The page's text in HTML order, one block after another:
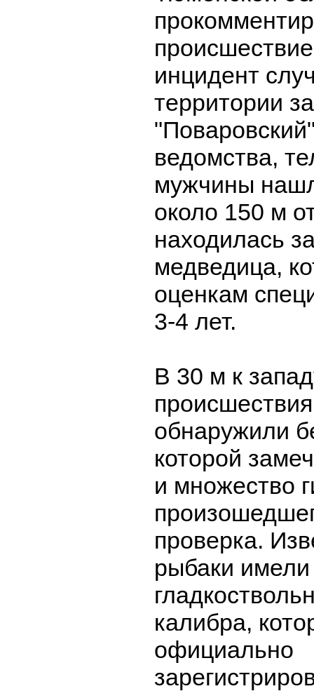
инцидент
территории
ведомства,
мужчины
около 150 м
находилась
медведица,
оценкам
3-4 лет.
В 30 м к
обнаружили
которой
и множество
проверка.
рыбаки
калибра,
официально